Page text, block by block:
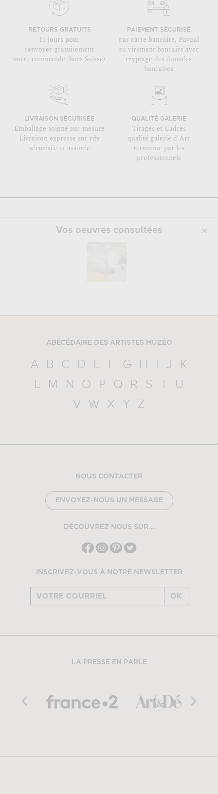
RETOURS GRATUITS
15 jours pour
renvoyer gratuitement
votre commande (hors Suisse)
PAIEMENT SÉCURISÉ
par carte bancaire, Paypal
ou virement bancaire avec
cryptage des données
bancaires
LIVRAISON SÉCURISÉE
Emballage soigné sur-mesure
Livraison expresse sur rdv
sécurisée et assurée
QUALITÉ GALERIE
Tirages et Cadres
qualité galerie d'Art
reconnue par les
professionnels
Vos oeuvres consultées
ABÉCÉDAIRE DES ARTISTES MUZÉO
A B C D E F G H I J
K
L
M N O P Q R S T
U
V
W X Y Z
NOUS CONTACTER
ENVOYEZ-NOUS UN MESSAGE
DÉCOUVREZ NOUS SUR...
INSCRIVEZ-VOUS À NOTRE NEWSLETTER
OK
LA PRESSE EN PARLE